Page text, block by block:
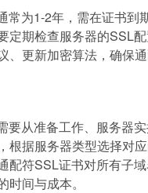
常为1-2年，需在证书到
定期检查服务器的SSL
、更新加密算法，确保
从准备工作、服务器实
根据服务器类型选择对
配符SSL证书对所有子
间与成本。